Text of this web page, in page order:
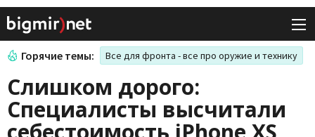
Горячие темы: Все для фронта - все про оружие и технику
Слишком дорого:
Специалисты высчитали